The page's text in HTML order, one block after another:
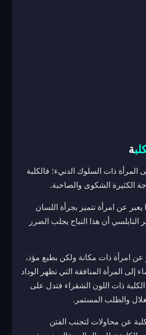
ة
المرأة ذات السلوك الدنيء؛ فالكلبة
الكثيرة الشكوى والصاخبة.
عن امرأة تتميز بجرأة اللسان
النابلسي أن هذا النباح يجلب الضرر
عن امرأة ذات مكانة ولكن بطبع مؤذ،
إلى المرأة المنافقة التي تظهر الوداد
الكلبة ذات اللون الشقراء فتدل على
والطلب المستمر.
عن محاولات لتجنب الفتن